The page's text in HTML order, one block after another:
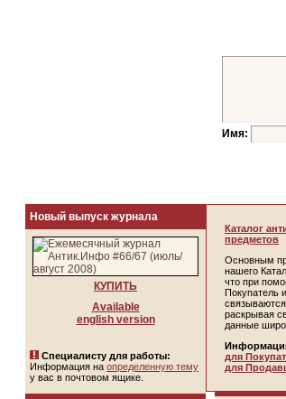
Имя:
Новый выпуск журнала
КУПИТЬ
Available
english version
Специалисту для работы:
Информация на определенную тему
у вас в почтовом ящике.
Каталог
предметов
Основным
нашего
что при
Покупатель
раскрывая
данные
для
для